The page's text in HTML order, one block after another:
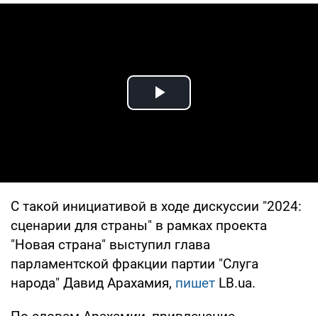
Play Video
С такой инициативой в ходе дискуссии "2024:
сценарии для страны" в рамках проекта
"Новая страна" выступил глава
парламентской фракции партии "Слуга
народа" Давид Арахамия, пишет LB.ua.